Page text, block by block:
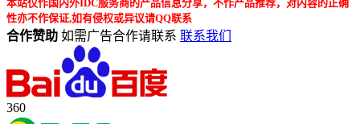
本站仅作国内外IDC服务商的产品信息分享，不作产品推荐，对内容的正确
性亦不作保证,如有侵权或异议请QQ联系
合作赞助 如需广告合作请联系 联系我们
360